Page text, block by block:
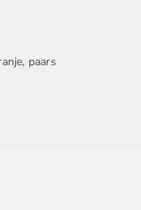
paars